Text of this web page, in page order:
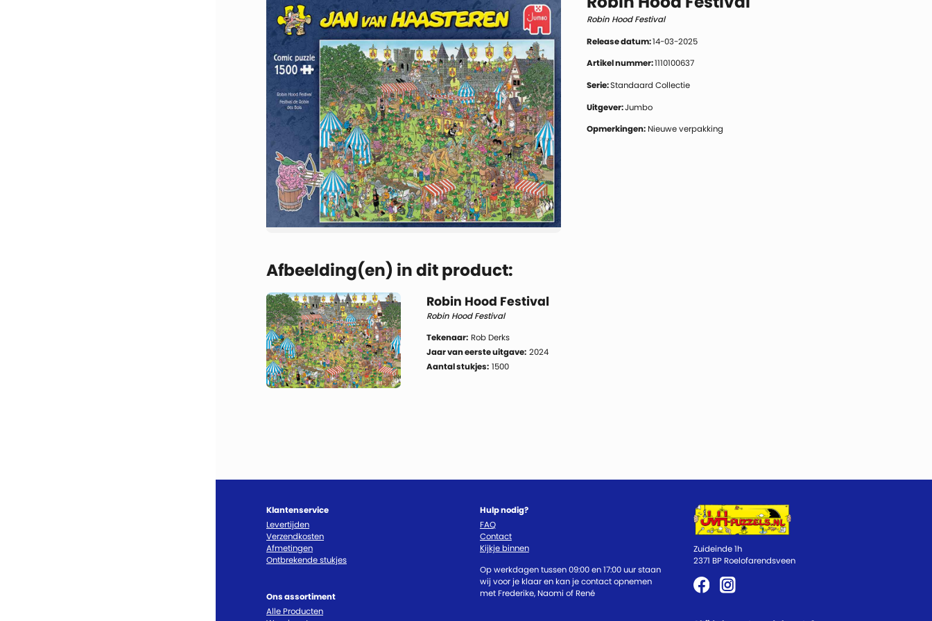
Robin Hood Festival
Release datum:14-03-2025
Artikel nummer:1110100637
Serie:Standaard Collectie
Uitgever:Jumbo
Opmerkingen: Nieuwe verpakking
Afbeelding(en) in dit product:
Robin Hood Festival
Robin Hood Festival
Tekenaar: Rob Derks
Jaar van eerste uitgave: 2024
Aantal stukjes: 1500
Klantenservice
Levertijden
Verzendkosten
Afmetingen
Ontbrekende stukjes
Ons assortiment
Alle Producten
Hulp nodig?
FAQ
Contact
Kijkje binnen
Op werkdagen tussen 09:00 en 17:00 uur staan
wij voor je klaar en kan je contact opnemen
met Frederike, Naomi of René
Zuideinde 1h
2371 BP Roelofarendsveen